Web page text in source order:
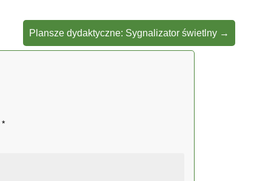
Plansze dydaktyczne: Sygnalizator świetlny →
*